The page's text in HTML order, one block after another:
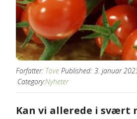
Forfatter: Tove Published: 3. januar
Category:Nyheter
Kan vi allerede i